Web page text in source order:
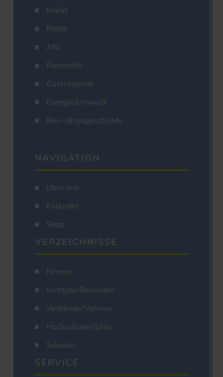
Markt
Recht
AfG
Rohstoffe
Gastronomie
Energie/Umwelt
Bier-/Braugeschichte
NAVIGATION
Über uns
Kalender
Shop
VERZEICHNISSE
Firmen
Institute/Behörden
Verbände/Vereine
Hochschulen/Unis
Schulen
SERVICE